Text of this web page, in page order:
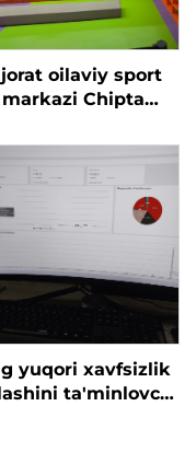
oilaviy sport
markazi Chipta
parki
uchun ichki
Tramplin
parki
yuqori xavfsizlik
ta'minlovchi